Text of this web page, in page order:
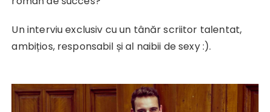
Un interviu exclusiv cu un tânăr scriitor talentat,
ambițios, responsabil și al naibii de sexy :).